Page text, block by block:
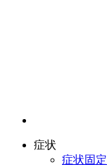
症状
症状固定